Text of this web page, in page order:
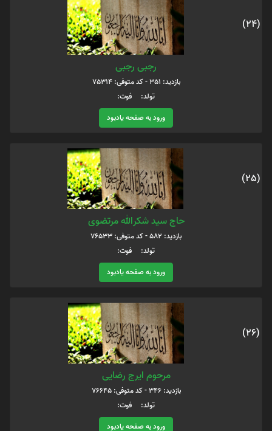
(24)
رجبی رجبی
بازدید: 351 - کد متوفی: 75314
تولد: فوت:
ورود به صفحه یادبود
(25)
حاج سید شکرالله مرتضوی
بازدید: 582 - کد متوفی: 76533
تولد: فوت:
ورود به صفحه یادبود
(26)
مرحوم ایرج رضایی
بازدید: 346 - کد متوفی: 76645
تولد: فوت:
ورود به صفحه یادبود